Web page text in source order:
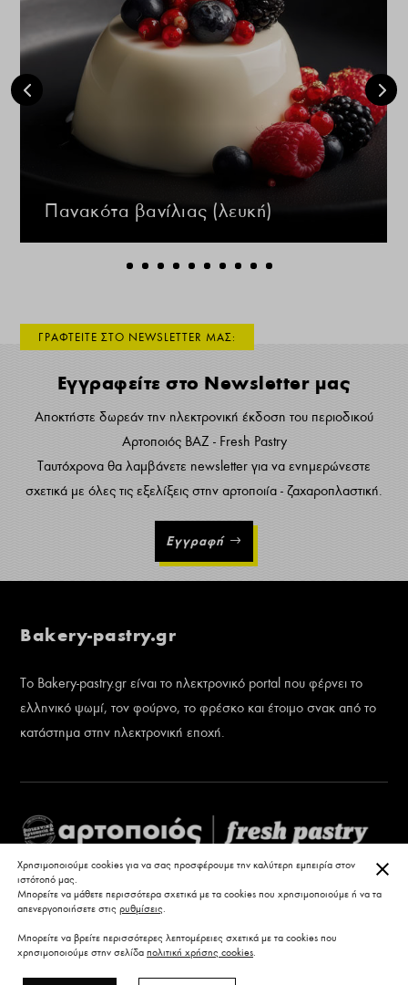
Πανακότα βανίλιας (λευκή)
ΓΡΑΦΤΕΙΤΕ ΣΤΟ NEWSLETTER ΜΑΣ:
Εγγραφείτε στο Newsletter μας
Αποκτήστε δωρεάν την ηλεκτρονική έκδοση του περιοδικού
Αρτοποιός ΒΑΖ - Fresh Pastry
Ταυτόχρονα θα λαμβάνετε newsletter για να ενημερώνεστε
σχετικά με όλες τις εξελίξεις στην αρτοποιία - ζαχαροπλαστική.
Εγγραφή
Bakery-pastry.gr
Το Bakery-pastry.gr είναι το ηλεκτρονικό portal που φέρνει το
ελληνικό ψωμί, τον φούρνο, το φρέσκο και έτοιμο σνακ από το
κατάστημα στην ηλεκτρονική εποχή.
Χρησιμοποιούμε cookies για να σας προσφέρουμε την καλύτερη εμπειρία στον
ιστότοπό μας.
Μπορείτε να μάθετε περισσότερα σχετικά με τα cookies που χρησιμοποιούμε ή να τα
απενεργοποιήσετε στις ρυθμίσεις.
Μπορείτε να βρείτε περισσότερες λεπτομέρειες σχετικά με τα cookies που
χρησιμοποιούμε στην σελίδα πολιτική χρήσης cookies.